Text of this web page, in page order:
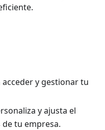
acceder y gestionar tu
y ajusta el
de tu empresa.